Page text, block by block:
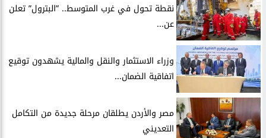
​نقطة تحول في غرب المتوسط.. ”البترول” تعلن
عن...
​وزراء الاستثمار والنقل والمالية يشهدون توقيع
اتفاقية الضمان...
​مصر والأردن يطلقان مرحلة جديدة من التكامل
التعديني